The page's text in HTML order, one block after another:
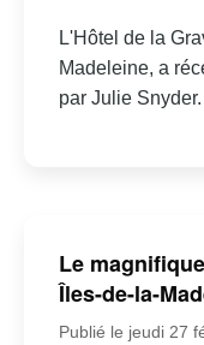
L'Hôtel de la
Madeleine, a
par Julie Snyder.
Le
Îles-de-la-
Publié le jeudi 27